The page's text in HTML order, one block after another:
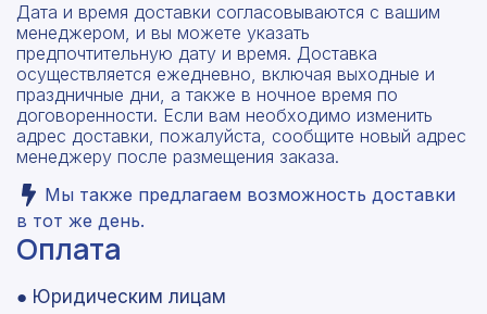
Дата и время доставки согласовываются с вашим
менеджером, и вы можете указать
предпочтительную дату и время. Доставка
осуществляется ежедневно, включая выходные и
праздничные дни, а также в ночное время по
договоренности. Если вам необходимо изменить
адрес доставки, пожалуйста, сообщите новый адрес
менеджеру после размещения заказа.
Мы также предлагаем возможность доставки
в тот же день.
Оплата
● Юридическим лицам